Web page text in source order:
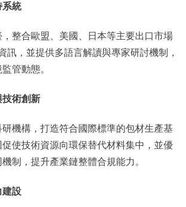
系統
整合歐盟、美國、日本等主要出口市場
訊，並提供多語言解讀與專家研討機制，
管動態。
術創新
機構，打造符合國際標準的包材生產基
使技術資源向環保替代材料集中，並優
制，提升產業鏈整體合規能力。
建設